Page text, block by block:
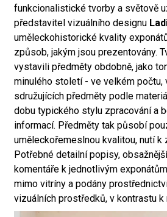
funkcionalistické tvorby a světově
představitel vizuálního designu
uměleckohistorické kvality
způsob, jakým jsou prezentovány.
vystavili předměty obdobně, jako
minulého století - ve velkém počtu,
sdružujících předměty podle
dobu typického stylu zpracování a
informací. Předměty tak působí
uměleckořemeslnou kvalitou, nutí k
Potřebné detailní popisy,
komentáře k jednotlivým
mimo vitríny a podány
vizuálních prostředků, v kontrastu k